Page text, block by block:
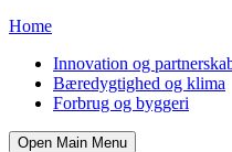
Home
Innovation og
Bæredygtighed og klima
Forbrug og byggeri
Open Main Menu